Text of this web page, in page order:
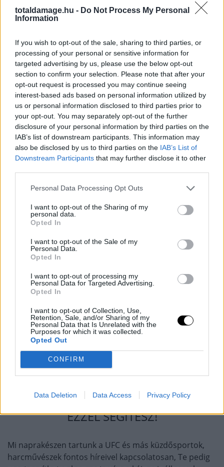
totaldamage.hu - Do Not Process My Personal
Information
If you wish to opt-out of the sale, sharing to third parties, or
processing of your personal or sensitive information for
targeted advertising by us, please use the below opt-out
section to confirm your selection. Please note that after your
opt-out request is processed you may continue seeing
interest-based ads based on personal information utilized by
us or personal information disclosed to third parties prior to
your opt-out. You may separately opt-out of the further
disclosure of your personal information by third parties on the
IAB’s list of downstream participants. This information may
also be disclosed by us to third parties on the IAB’s List of
Downstream Participants that may further disclose it to other
Personal Data Processing Opt Outs
I want to opt-out of the Sharing of my
personal data.
Opted In
I want to opt-out of the Sale of my
Personal Data.
Opted In
I want to opt-out of processing my
Personal Data for Targeted Advertising.
Opted In
I want to opt-out of Collection, Use,
Retention, Sale, and/or Sharing of my
Personal Data that Is Unrelated with the
Purposes for which it was collected.
Opted Out
CONFIRM
Data Deletion Data Access Privacy Policy
embernek, akinek eddig sikerült legyőznie.
„Fogadd el a meccset, ne menekülj! Így is
megverlek. Minél előbb megtörténik, annál
könnyebb lesz levegőhöz jutnod.”
Accept the fight, don't run, I'll beat you anyway, The
sooner this happens, the easier it will be to breathe 😁
@SStricklandMMA
— Khamzat Chimaev (@KChimaev) June 29, 2026
Sean Strickland egyelőre annyit árult el a következő
fellépéséről, hogy decemberben szeretne visszatérni az
Octagonba annak ellenére, hogy úgy tűnt,
tehát jó hír, mert így a visszavágóra még idén sor
kerülhet. Chimaev legutóbb a RAF-ban mutatkozott be,
ahol legyőzte Dillon Danist egytömegverekedésbe
torkolló mérkőzésen.
TÁMOGASD A MUNKÁNKAT, MERT
EZZEL SEGÍTESZ!
Mi naprakészen tartunk a UFC és más küzdősportok,
harcművészek fontos híreivel kapcsolatosan, Te pedig